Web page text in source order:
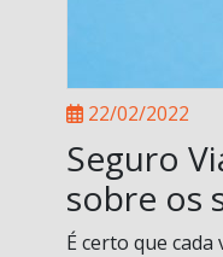
22/02/2022
Seguro
sobre os
É certo que